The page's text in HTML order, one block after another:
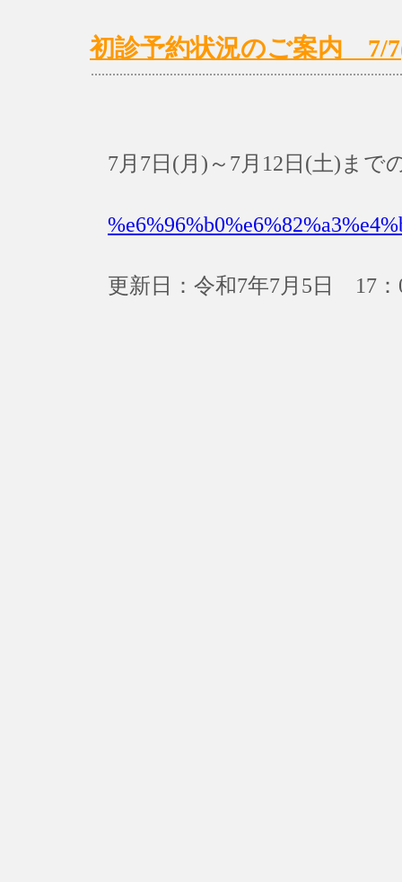
初診予約状況のご案内 7/
7月7日(月)～7月12日(土)まで
更新日：令和7年7月5日 17：